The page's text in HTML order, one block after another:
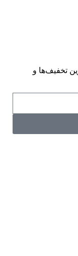
تخفیف‌ها و